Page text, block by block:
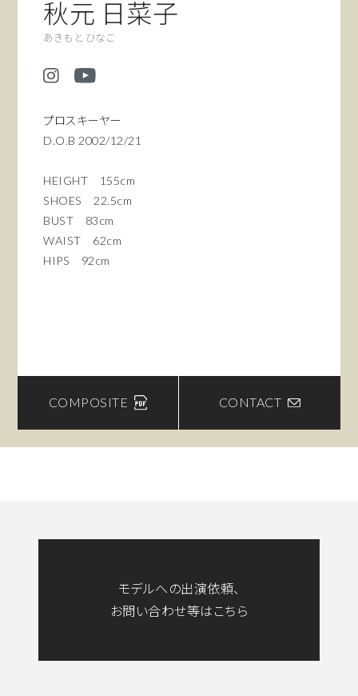
秋元 日菜子
あきもと ひなこ
プロスキーヤー
D.O.B 2002/12/21
HEIGHT 155cm
SHOES 22.5cm
BUST 83cm
WAIST 62cm
HIPS 92cm
COMPOSITE CONTACT
モデルへの出演依頼、
お問い合わせ等はこちら